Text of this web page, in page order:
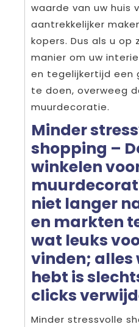
waarde van uw huis
aantrekkelijker
kopers. Dus als u op
manier om uw
en tegelijkertijd een
te doen, overweeg
muurdecoratie.
Minder
shopping –
winkelen
niet langer
en markten
wat leuks
vinden; alles
hebt is
clicks
Minder stressvolle